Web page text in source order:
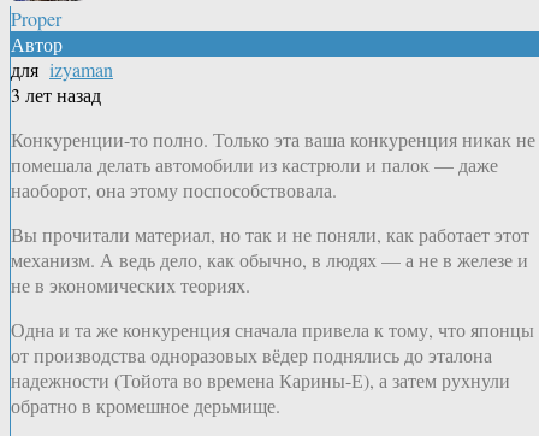
Proper
Автор
для izyaman
3 лет назад
Конкуренции-то полно. Только эта ваша конкуренция никак не
помешала делать автомобили из кастрюли и палок — даже
наоборот, она этому поспособствовала.
Вы прочитали материал, но так и не поняли, как работает этот
механизм. А ведь дело, как обычно, в людях — а не в железе и
не в экономических теориях.
Одна и та же конкуренция сначала привела к тому, что японцы
от производства одноразовых вёдер поднялись до эталона
надежности (Тойота во времена Карины-Е), а затем рухнули
обратно в кромешное дерьмище.